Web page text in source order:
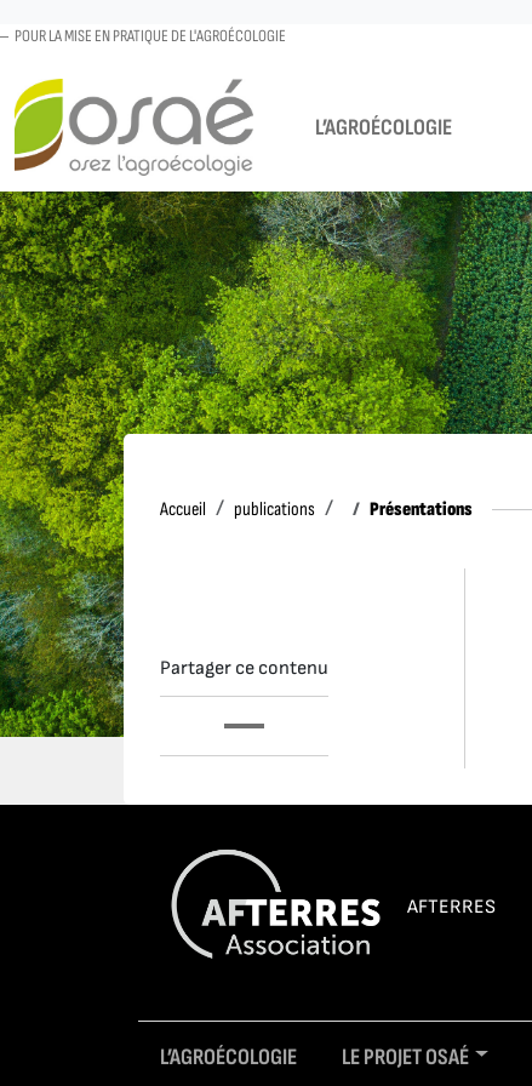
POUR LA MISE EN PRATIQUE DE L'AGROÉCOLOGIE
L’AGROÉCOLOGIE
Accueil Accueilpublications Présentations
Partager ce contenu
AFTERRES
L’AGROÉCOLOGIE LE PROJET OSAÉ